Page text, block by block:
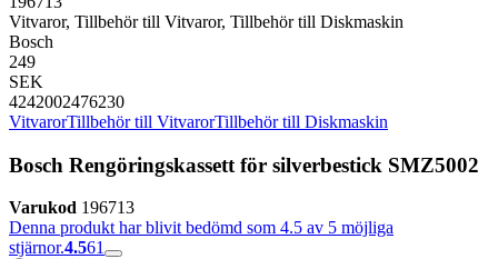
Vitvaror, Tillbehör till Vitvaror, Tillbehör till Diskmaskin
Bosch
249
SEK
4242002476230
VitvarorTillbehör till VitvarorTillbehör till Diskmaskin
Bosch Rengöringskassett för silverbestick SMZ5002
Varukod 196713
Denna produkt har blivit bedömd som 4.5 av 5 möjliga
stjärnor.4.561